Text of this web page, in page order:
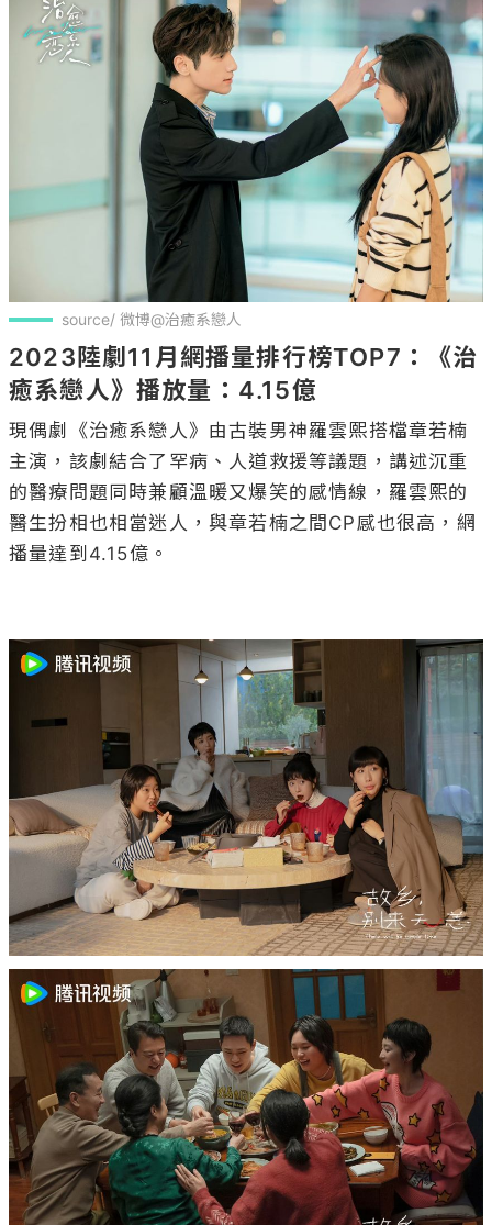
source/ 微博@治癒系戀人
2023陸劇11月網播量排行榜TOP7：《治
癒系戀人》播放量：4.15億
現偶劇《治癒系戀人》由古裝男神羅雲熙搭檔章若楠
主演，該劇結合了罕病、人道救援等議題，講述沉重
的醫療問題同時兼顧溫暖又爆笑的感情線，羅雲熙的
醫生扮相也相當迷人，與章若楠之間CP感也很高，網
播量達到4.15億。